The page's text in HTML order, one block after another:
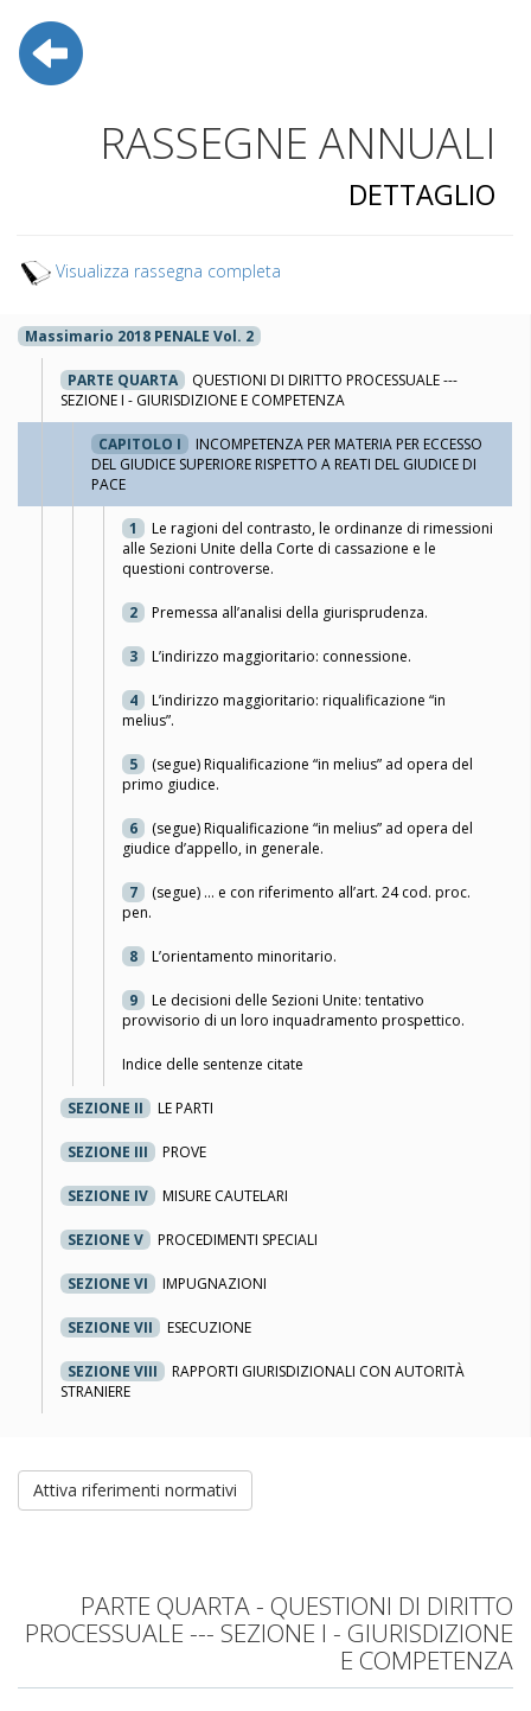
RASSEGNE ANNUALI
DETTAGLIO
Visualizza rassegna completa
Massimario 2018 PENALE Vol. 2
PARTE QUARTA
QUESTIONI DI DIRITTO PROCESSUALE ---
SEZIONE I - GIURISDIZIONE E COMPETENZA
CAPITOLO I
INCOMPETENZA PER MATERIA PER ECCESSO
DEL GIUDICE SUPERIORE RISPETTO A REATI DEL GIUDICE DI
PACE
1
Le ragioni del contrasto, le ordinanze di rimessioni
alle Sezioni Unite della Corte di cassazione e le
questioni controverse.
2 Premessa all’analisi della giurisprudenza.
3 L’indirizzo maggioritario: connessione.
4
L’indirizzo maggioritario: riqualificazione “in
melius”.
5
(segue) Riqualificazione “in melius” ad opera del
primo giudice.
6
(segue) Riqualificazione “in melius” ad opera del
giudice d’appello, in generale.
7
(segue) … e con riferimento all’art. 24 cod. proc.
pen.
8 L’orientamento minoritario.
9
Le decisioni delle Sezioni Unite: tentativo
provvisorio di un loro inquadramento prospettico.
Indice delle sentenze citate
SEZIONE II LE PARTI
SEZIONE III PROVE
SEZIONE IV MISURE CAUTELARI
SEZIONE V PROCEDIMENTI SPECIALI
SEZIONE VI IMPUGNAZIONI
SEZIONE VII ESECUZIONE
SEZIONE VIII
RAPPORTI GIURISDIZIONALI CON AUTORITÀ
STRANIERE
Attiva riferimenti normativi
PARTE QUARTA - QUESTIONI DI DIRITTO
PROCESSUALE --- SEZIONE I - GIURISDIZIONE
E COMPETENZA